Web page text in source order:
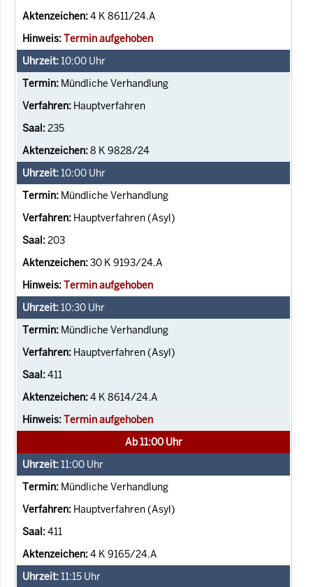
4 K 8611/24.A
Termin aufgehoben
10:00 Uhr
Mündliche Verhandlung
Hauptverfahren
235
8 K 9828/24
10:00 Uhr
Mündliche Verhandlung
Hauptverfahren (Asyl)
203
30 K 9193/24.A
Termin aufgehoben
10:30 Uhr
Mündliche Verhandlung
Hauptverfahren (Asyl)
411
4 K 8614/24.A
Termin aufgehoben
Ab 11:00 Uhr
11:00 Uhr
Mündliche Verhandlung
Hauptverfahren (Asyl)
411
4 K 9165/24.A
11:15 Uhr